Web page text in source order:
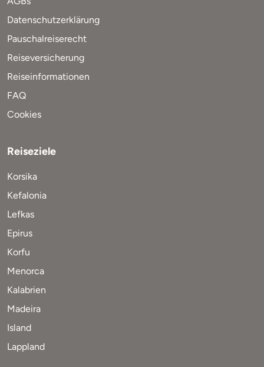
Datenschutzerklärung
Pauschalreiserecht
Reiseversicherung
Reiseinformationen
FAQ
Cookies
Reiseziele
Korsika
Kefalonia
Lefkas
Epirus
Korfu
Menorca
Kalabrien
Madeira
Island
Lappland